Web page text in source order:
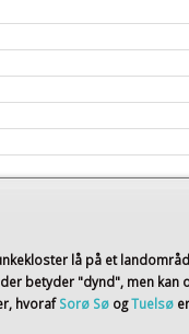
lå på et
der betyder "dynd", men kan
hvoraf Sorø Sø ogTuelsø